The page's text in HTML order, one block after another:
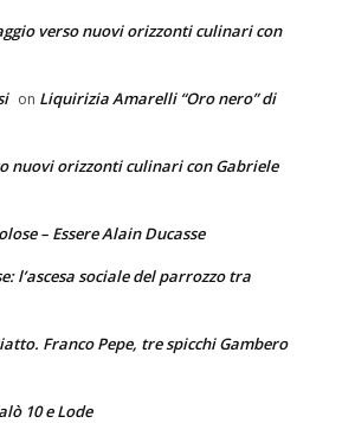
verso nuovi orizzonti culinari con
on Liquirizia Amarelli “Oro nero” di
nuovi orizzonti culinari con Gabriele
– Essere Alain Ducasse
l’ascesa sociale del parrozzo tra
Franco Pepe, tre spicchi Gambero
10 e Lode